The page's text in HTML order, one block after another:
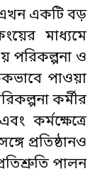
এখন একটি বড়
মাধ্যমে
পরিকল্পনা ও
পাওয়া
কর্মীর
কর্মক্ষেত্রে
প্রতিষ্ঠানও
পালন